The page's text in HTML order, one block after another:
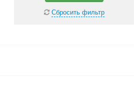
Сбросить фильтр